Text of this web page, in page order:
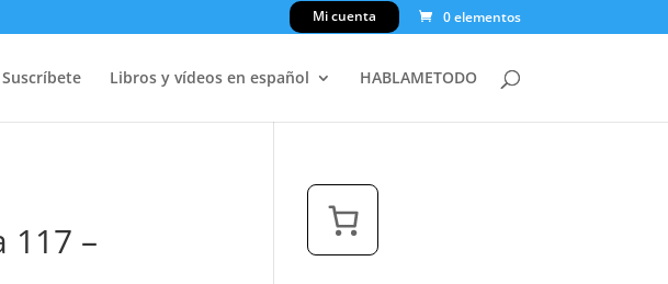
Mi cuenta 0 elementos
Suscríbete Libros y vídeos en español HABLAMETODO
117 –